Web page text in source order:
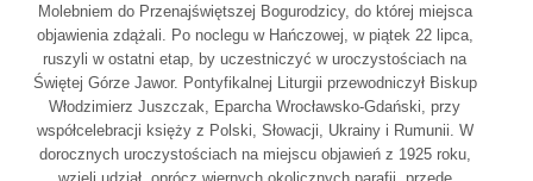
Molebniem do Przenajświętszej Bogurodzicy, do której miejsca
objawienia zdążali. Po noclegu w Hańczowej, w piątek 22 lipca,
ruszyli w ostatni etap, by uczestniczyć w uroczystościach na
Świętej Górze Jawor. Pontyfikalnej Liturgii przewodniczył Biskup
Włodzimierz Juszczak, Eparcha Wrocławsko-Gdański, przy
współcelebracji księży z Polski, Słowacji, Ukrainy i Rumunii. W
dorocznych uroczystościach na miejscu objawień z 1925 roku,
wzięli udział, oprócz wiernych okolicznych parafii, przede